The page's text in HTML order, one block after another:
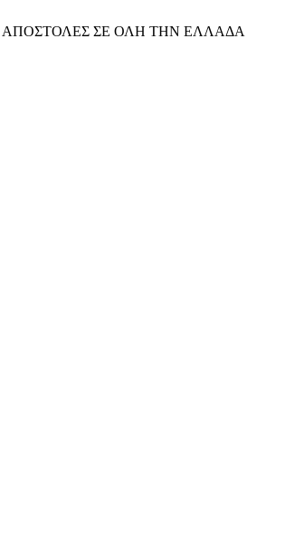
ΑΠΟΣΤΟΛΕΣ ΣΕ ΟΛΗ ΤΗΝ ΕΛΛΑΔΑ